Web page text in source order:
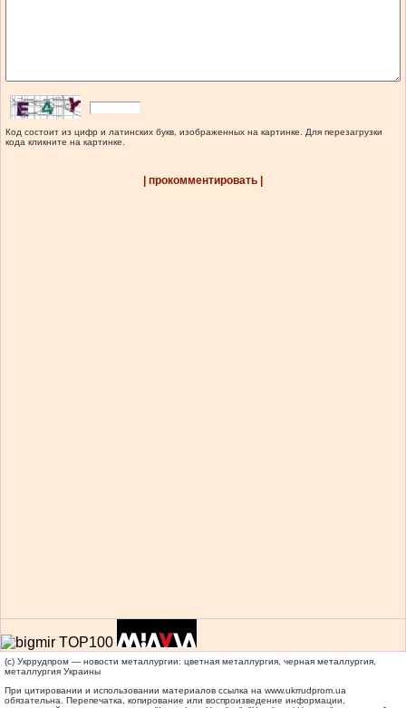
Код состоит из цифр и латинских букв, изображенных на картинке. Для перезагрузки
кода кликните на картинке.
| прокомментировать |
(c) Укррудпром — новости металлургии: цветная металлургия, черная металлургия,
металлургия Украины
При цитировании и использовании материалов ссылка на www.ukrrudprom.ua
обязательна. Перепечатка, копирование или воспроизведение информации,